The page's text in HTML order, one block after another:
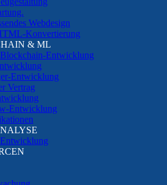
Webdesign
Konvertierung
& ML
Entwicklung
Entwicklung
Vertrag
Entwicklung